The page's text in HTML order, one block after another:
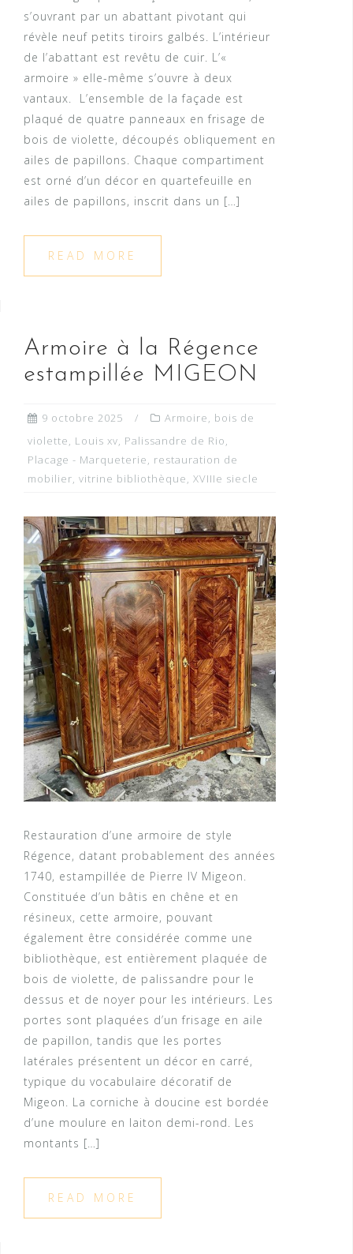
s’ouvrant par un abattant pivotant qui
révèle neuf petits tiroirs galbés. L’intérieur
de l’abattant est revêtu de cuir. L’«
armoire » elle-même s’ouvre à deux
vantaux. L’ensemble de la façade est
plaqué de quatre panneaux en frisage de
bois de violette, découpés obliquement en
ailes de papillons. Chaque compartiment
est orné d’un décor en quartefeuille en
ailes de papillons, inscrit dans un […]
READ MORE
Armoire à la Régence
estampillée MIGEON
9 octobre 2025 Armoire
bois de
violette
Louis xv Palissandre de Rio
Placage - Marqueterie
restauration de
mobilier vitrine bibliothèque XVIIIe siecle
Restauration d’une armoire de style
Régence, datant probablement des années
1740, estampillée de Pierre IV Migeon.
Constituée d’un bâtis en chêne et en
résineux, cette armoire, pouvant
également être considérée comme une
bibliothèque, est entièrement plaquée de
bois de violette, de palissandre pour le
dessus et de noyer pour les intérieurs. Les
portes sont plaquées d’un frisage en aile
de papillon, tandis que les portes
latérales présentent un décor en carré,
typique du vocabulaire décoratif de
Migeon. La corniche à doucine est bordée
d’une moulure en laiton demi-rond. Les
montants […]
READ MORE